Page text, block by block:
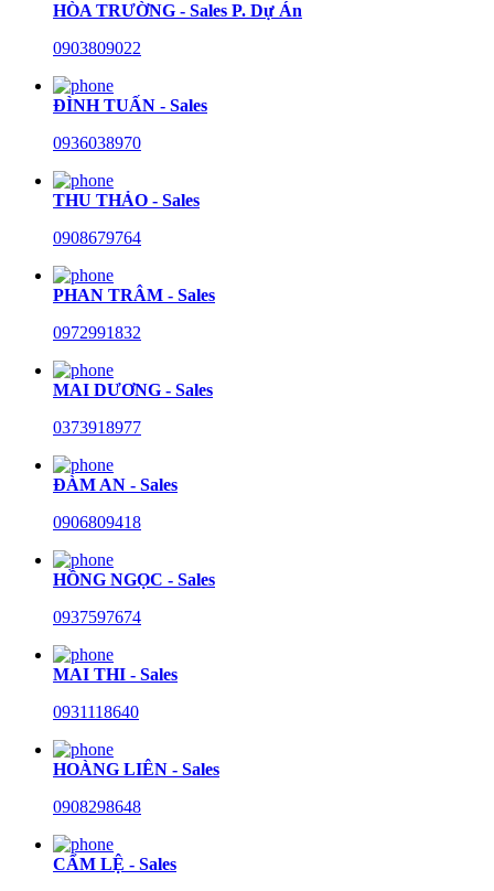
HÒA TRƯỜNG - Sales P. Dự Án
0903809022
ĐÌNH TUẤN - Sales
0936038970
THU THẢO - Sales
0908679764
PHAN TRÂM - Sales
0972991832
MAI DƯƠNG - Sales
0373918977
ĐÀM AN - Sales
0906809418
HỒNG NGỌC - Sales
0937597674
MAI THI - Sales
0931118640
HOÀNG LIÊN - Sales
0908298648
CẨM LỆ - Sales